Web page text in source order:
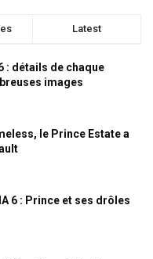
Latest
: détails de chaque
images
le Prince Estate a
6 : Prince et ses drôles